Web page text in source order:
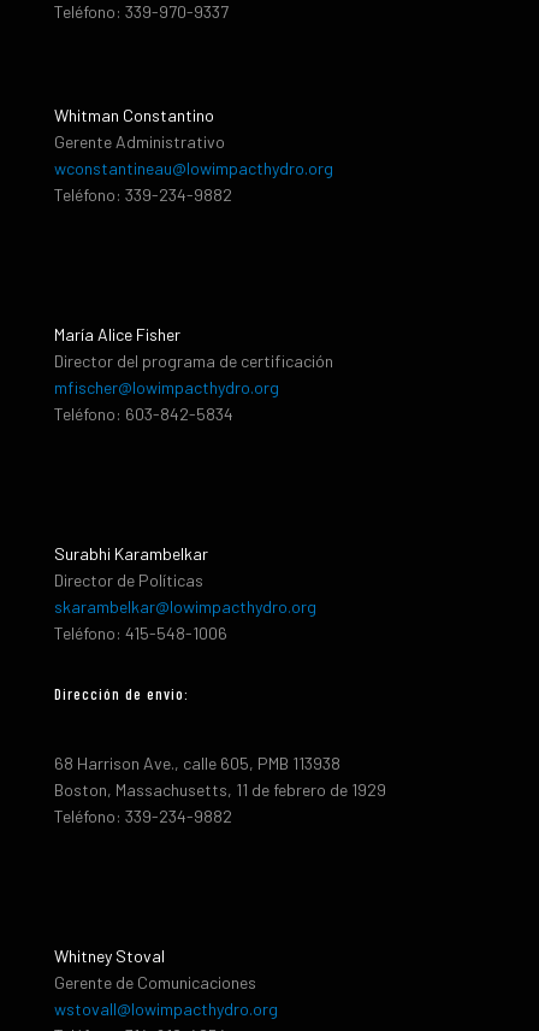
Teléfono: 339-970-9337
Whitman Constantino
Gerente Administrativo
wconstantineau@lowimpacthydro.org
Teléfono: 339-234-9882
María Alice Fisher
Director del programa de certificación
mfischer@lowimpacthydro.org
Teléfono: 603-842-5834
Surabhi Karambelkar
Director de Políticas
skarambelkar@lowimpacthydro.org
Teléfono: 415-548-1006
Dirección de envio:
68 Harrison Ave., calle 605, PMB 113938
Boston, Massachusetts, 11 de febrero de 1929
Teléfono: 339-234-9882
Whitney Stoval
Gerente de Comunicaciones
wstovall@lowimpacthydro.org